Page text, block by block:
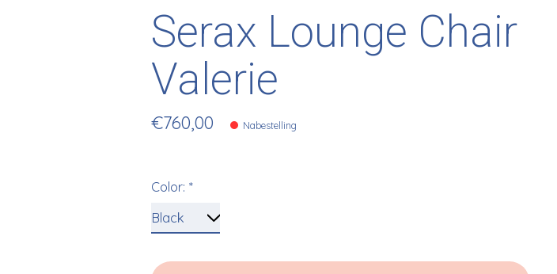
Serax Lounge Chair
Valerie
€760,00 Nabestelling
Color:*